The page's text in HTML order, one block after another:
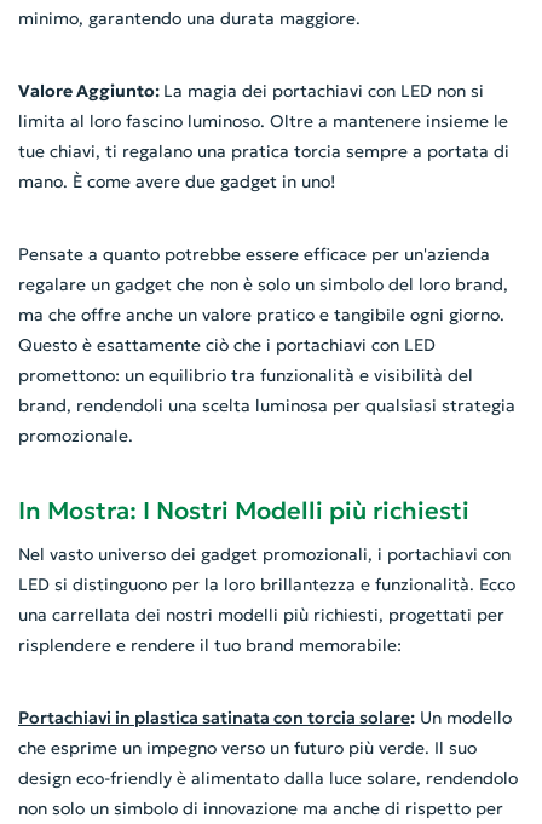
minimo, garantendo una durata maggiore.
Valore Aggiunto: La magia dei portachiavi con LED non si
limita al loro fascino luminoso. Oltre a mantenere insieme le
tue chiavi, ti regalano una pratica torcia sempre a portata di
mano. È come avere due gadget in uno!
Pensate a quanto potrebbe essere efficace per un'azienda
regalare un gadget che non è solo un simbolo del loro brand,
ma che offre anche un valore pratico e tangibile ogni giorno.
Questo è esattamente ciò che i portachiavi con LED
promettono: un equilibrio tra funzionalità e visibilità del
brand, rendendoli una scelta luminosa per qualsiasi strategia
promozionale.
In Mostra: I Nostri Modelli più richiesti
Nel vasto universo dei gadget promozionali, i portachiavi con
LED si distinguono per la loro brillantezza e funzionalità. Ecco
una carrellata dei nostri modelli più richiesti, progettati per
risplendere e rendere il tuo brand memorabile:
Portachiavi in plastica satinata con torcia solare: Un modello
che esprime un impegno verso un futuro più verde. Il suo
design eco-friendly è alimentato dalla luce solare, rendendolo
non solo un simbolo di innovazione ma anche di rispetto per